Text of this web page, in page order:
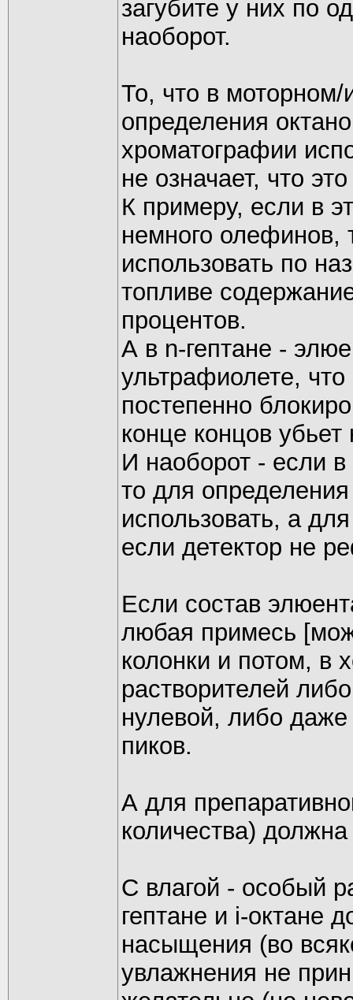
загубите у них по
наоборот.
То, что в моторном/
определения
хроматографии
не означает, что
К примеру, если в
немного олефинов,
использовать по
топливе
процентов.
А в n-гептане -
ультрафиолете,
постепенно
конце концов убьет
И наоборот - если в
то для определения
использовать, а
если детектор не
Если состав
любая примесь
колонки и потом, в
растворителей
нулевой, либо
пиков.
А для
количества)
С влагой - особый
гептане и i-октане
насыщения (во
увлажнения не